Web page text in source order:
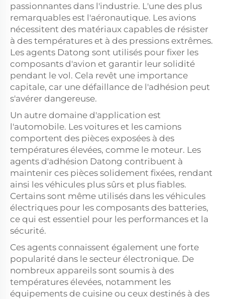
passionnantes dans l'industrie. L'une des plus
remarquables est l'aéronautique. Les avions
nécessitent des matériaux capables de résister
à des températures et à des pressions extrêmes.
Les agents Datong sont utilisés pour fixer les
composants d'avion et garantir leur solidité
pendant le vol. Cela revêt une importance
capitale, car une défaillance de l'adhésion peut
s'avérer dangereuse.
Un autre domaine d'application est
l'automobile. Les voitures et les camions
comportent des pièces exposées à des
températures élevées, comme le moteur. Les
agents d'adhésion Datong contribuent à
maintenir ces pièces solidement fixées, rendant
ainsi les véhicules plus sûrs et plus fiables.
Certains sont même utilisés dans les véhicules
électriques pour les composants des batteries,
ce qui est essentiel pour les performances et la
sécurité.
Ces agents connaissent également une forte
popularité dans le secteur électronique. De
nombreux appareils sont soumis à des
températures élevées, notamment les
équipements de cuisine ou ceux destinés à des